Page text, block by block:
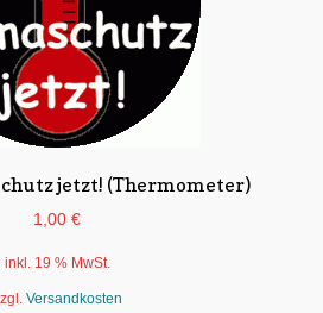
jetzt! (Thermometer)
1,00 €
inkl. 19 % MwSt.
Versandkosten